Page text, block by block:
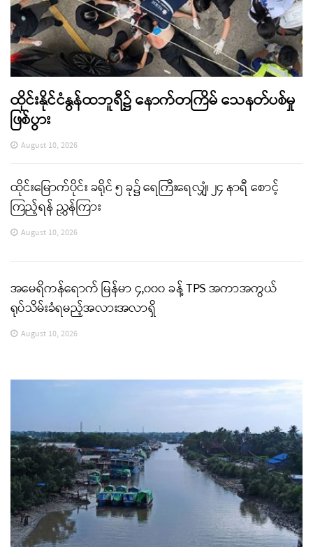
ထိုင်းနိုင်ငံနွန်ထဘူရီ၌ နောက်တကြိမ် သေနတ်ပစ်မှု
ဖြစ်ပွား
August 10, 2026
ထိုင်းမြောက်ပိုင်း ခရိုင် ၅ ခု၌ ရေကြီးရေလျှံ၊ ၂၄ နာရီ စောင့်
ကြည့်ရန် ညွှန်ကြား
August 10, 2026
အမေရိကန်ရောက် မြန်မာ ၄,၀၀၀ ခန့် TPS အကာအကွယ်
ရုပ်သိမ်းခံရမည့်အလားအလာရှိ
August 10, 2026